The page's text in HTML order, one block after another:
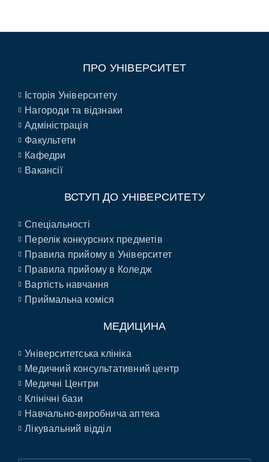
ПРО УНІВЕРСИТЕТ
Історія Університету
Нагороди та відзнаки
Адміністрація
Факультети
Кафедри
Вакансії
ВСТУП ДО УНІВЕРСИТЕТУ
Спеціальності
Перелік конкурсних предметів
Правила прийому в Університет
Правила прийому в Коледж
Вартість навчання
Приймальна коміся
МЕДИЦИНА
Університетська клініка
Медичний консультативний центр
Медичні Центри
Клінічні бази
Навчально-виробнича аптека
Лікувальний відділ